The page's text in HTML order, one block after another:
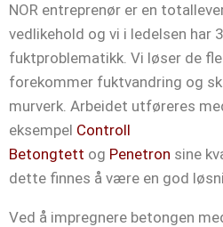
NOR entreprenør er en
vedlikehold og vi i ledelsen har
fuktproblematikk. Vi løser de
forekommer fuktvandring og
murverk. Arbeidet utføreres
eksempel Controll
Betongtett og Penetron sine
dette finnes å være en god
Ved å impregnere betongen